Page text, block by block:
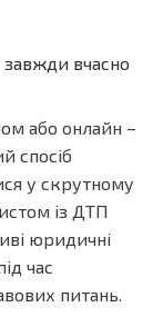
вчасно
або онлайн –
спосіб
у скрутному
із ДТП
юридичні
час
питань.